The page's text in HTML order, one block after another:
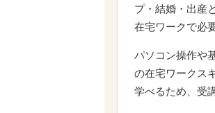
プ・結婚・出産
在宅ワークで必
パソコン操作や
の在宅ワークス
学べるため、受